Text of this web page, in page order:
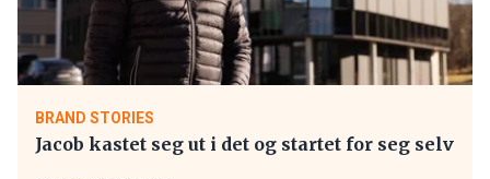
BRAND STORIES
Jacob kastet seg ut i det og startet for seg selv